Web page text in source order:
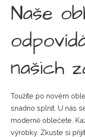
Naše
našich
Toužíte po novém
snadno splnit. U nás
moderně oblečete.
výrobky. Zkuste si